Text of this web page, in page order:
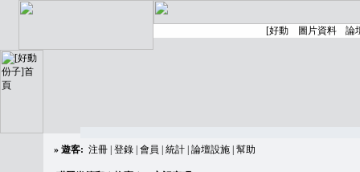
» 遊客: 注冊 登錄 會員 統計 論壇設施 幫助